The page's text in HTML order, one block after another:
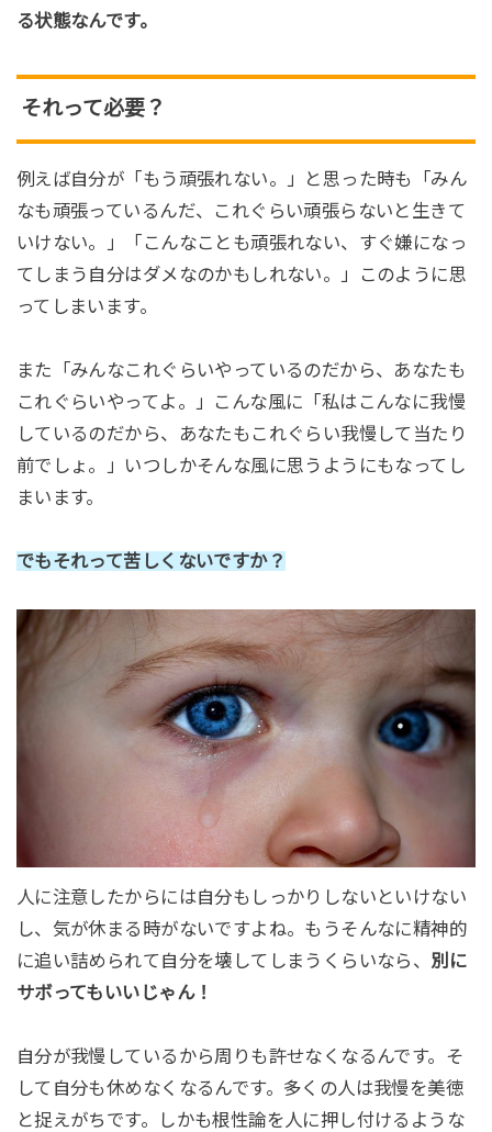
る状態なんです。
それって必要？
例えば自分が「もう頑張れない。」と思った時も「みん
なも頑張っているんだ、これぐらい頑張らないと生きて
いけない。」「こんなことも頑張れない、すぐ嫌になっ
てしまう自分はダメなのかもしれない。」このように思
ってしまいます。
また「みんなこれぐらいやっているのだから、あなたも
これぐらいやってよ。」こんな風に「私はこんなに我慢
しているのだから、あなたもこれぐらい我慢して当たり
前でしょ。」いつしかそんな風に思うようにもなってし
まいます。
でもそれって苦しくないですか？
人に注意したからには自分もしっかりしないといけない
し、気が休まる時がないですよね。もうそんなに精神的
に追い詰められて自分を壊してしまうくらいなら、 別に
サボってもいいじゃん！
自分が我慢しているから周りも許せなくなるんです。そ
して自分も休めなくなるんです。多くの人は我慢を美徳
と捉えがちです。しかも根性論を人に押し付けるような